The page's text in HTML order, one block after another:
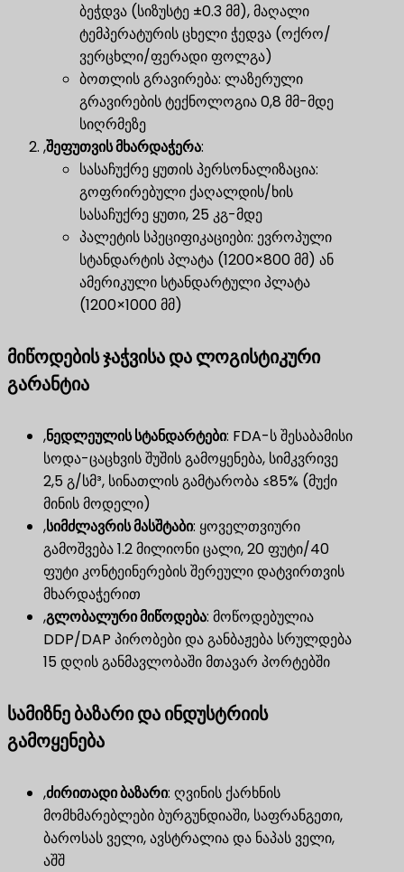
ბეჭდვა (სიზუსტე ±0.3 მმ), მაღალი
ტემპერატურის ცხელი ჭედვა (ოქრო/
ვერცხლი/ფერადი ფოლგა)
ბოთლის გრავირება: ლაზერული
გრავირების ტექნოლოგია 0,8 მმ-მდე
სიღრმეზე
,შეფუთვის მხარდაჭერა:
სასაჩუქრე ყუთის პერსონალიზაცია:
გოფრირებული ქაღალდის/ხის
სასაჩუქრე ყუთი, 25 კგ-მდე
პალეტის სპეციფიკაციები: ევროპული
სტანდარტის პლატა (1200×800 მმ) ან
ამერიკული სტანდარტული პლატა
(1200×1000 მმ)
მიწოდების ჯაჭვისა და ლოგისტიკური
გარანტია
,ნედლეულის სტანდარტები​: FDA-ს შესაბამისი
სოდა-ცაცხვის შუშის გამოყენება, სიმკვრივე
2,5 გ/სმ³, სინათლის გამტარობა ≤85% (მუქი
მინის მოდელი)
,სიმძლავრის მასშტაბი​: ყოველთვიური
გამოშვება 1.2 მილიონი ცალი, 20 ფუტი/40
ფუტი კონტეინერების შერეული დატვირთვის
მხარდაჭერით
,გლობალური მიწოდება​: მოწოდებულია
DDP/DAP პირობები და განბაჟება სრულდება
15 დღის განმავლობაში მთავარ პორტებში
სამიზნე ბაზარი და ინდუსტრიის
გამოყენება
,ძირითადი ბაზარი​: ღვინის ქარხნის
მომხმარებლები ბურგუნდიაში, საფრანგეთი,
ბაროსას ველი, ავსტრალია და ნაპას ველი,
აშშ